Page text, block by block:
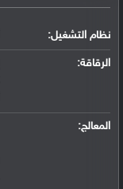
نظام التشغيل:
الرقاقة:
المعالج: